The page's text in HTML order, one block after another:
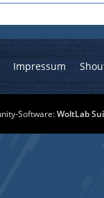
Impressum
Software:WoltLab